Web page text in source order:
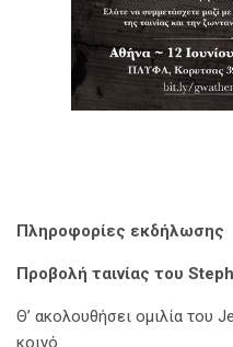
Πληροφορίες εκδήλωσης
Προβολή ταινίας του
Θ’ ακολουθήσει ομιλία του
κοινό